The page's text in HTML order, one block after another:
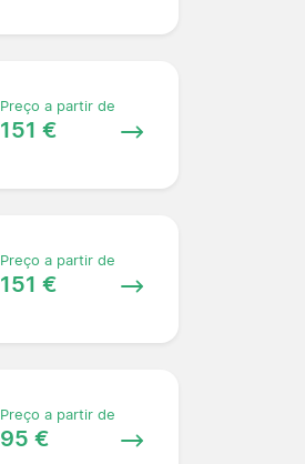
Preço a partir de
151 €
Preço a partir de
151 €
Preço a partir de
95 €